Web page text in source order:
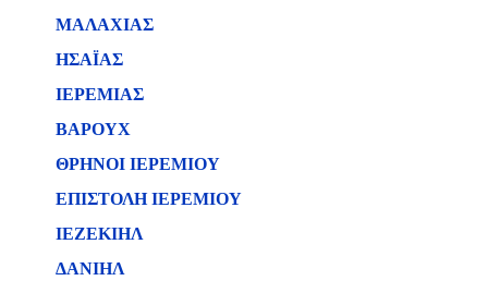
ΜΑΛΑΧΙΑΣ
ΗΣΑΪΑΣ
ΙΕΡΕΜΙΑΣ
ΒΑΡΟΥΧ
ΘΡΗΝΟΙ ΙΕΡΕΜΙΟΥ
ΕΠΙΣΤΟΛΗ ΙΕΡΕΜΙΟΥ
ΙΕΖΕΚΙΗΛ
ΔΑΝΙΗΛ